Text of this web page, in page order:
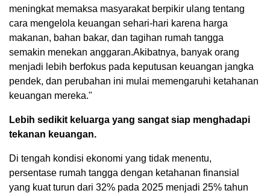
meningkat memaksa masyarakat berpikir ulang tentang
cara mengelola keuangan sehari-hari karena harga
makanan, bahan bakar, dan tagihan rumah tangga
semakin menekan anggaran.Akibatnya, banyak orang
menjadi lebih berfokus pada keputusan keuangan jangka
pendek, dan perubahan ini mulai memengaruhi ketahanan
keuangan mereka."
Lebih sedikit keluarga yang sangat siap menghadapi
tekanan keuangan.
Di tengah kondisi ekonomi yang tidak menentu,
persentase rumah tangga dengan ketahanan finansial
yang kuat turun dari 32% pada 2025 menjadi 25% tahun